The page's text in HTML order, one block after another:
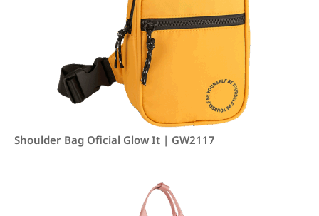
Shoulder Bag Oficial Glow It | GW2117